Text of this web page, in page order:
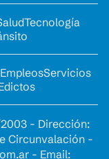
Tecnología
EmpleosServicios
- Dirección:
Circunvalación -
- Email: